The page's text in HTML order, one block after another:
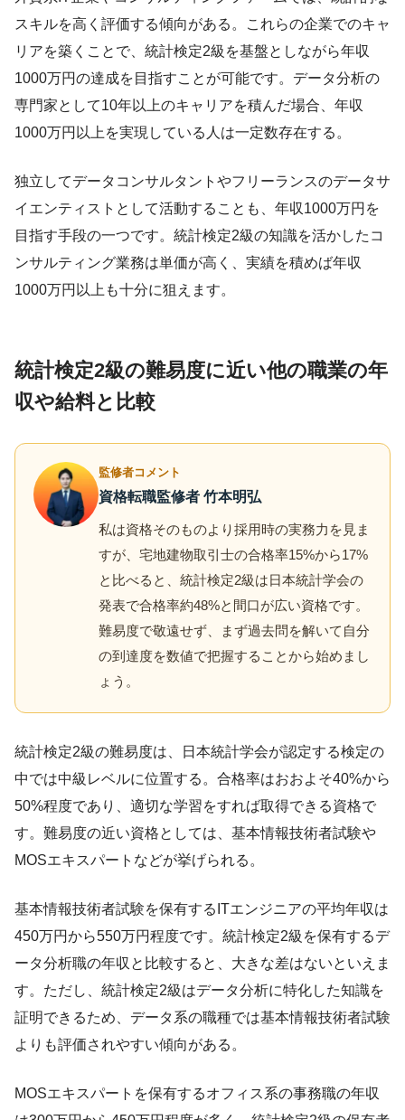
スキルを高く評価する傾向がある。これらの企業でのキャ
リアを築くことで、統計検定2級を基盤としながら年収
1000万円の達成を目指すことが可能です。データ分析の
専門家として10年以上のキャリアを積んだ場合、年収
1000万円以上を実現している人は一定数存在する。
独立してデータコンサルタントやフリーランスのデータサ
イエンティストとして活動することも、年収1000万円を
目指す手段の一つです。統計検定2級の知識を活かしたコ
ンサルティング業務は単価が高く、実績を積めば年収
1000万円以上も十分に狙えます。
統計検定2級の難易度に近い他の職業の年
収や給料と比較
監修者コメント
資格転職監修者 竹本明弘
私は資格そのものより採用時の実務力を見ま
すが、宅地建物取引士の合格率15%から17%
と比べると、統計検定2級は日本統計学会の
発表で合格率約48%と間口が広い資格です。
難易度で敬遠せず、まず過去問を解いて自分
の到達度を数値で把握することから始めまし
ょう。
統計検定2級の難易度は、日本統計学会が認定する検定の
中では中級レベルに位置する。合格率はおおよそ40%から
50%程度であり、適切な学習をすれば取得できる資格で
す。難易度の近い資格としては、基本情報技術者試験や
MOSエキスパートなどが挙げられる。
基本情報技術者試験を保有するITエンジニアの平均年収は
450万円から550万円程度です。統計検定2級を保有するデ
ータ分析職の年収と比較すると、大きな差はないといえま
す。ただし、統計検定2級はデータ分析に特化した知識を
証明できるため、データ系の職種では基本情報技術者試験
よりも評価されやすい傾向がある。
MOSエキスパートを保有するオフィス系の事務職の年収